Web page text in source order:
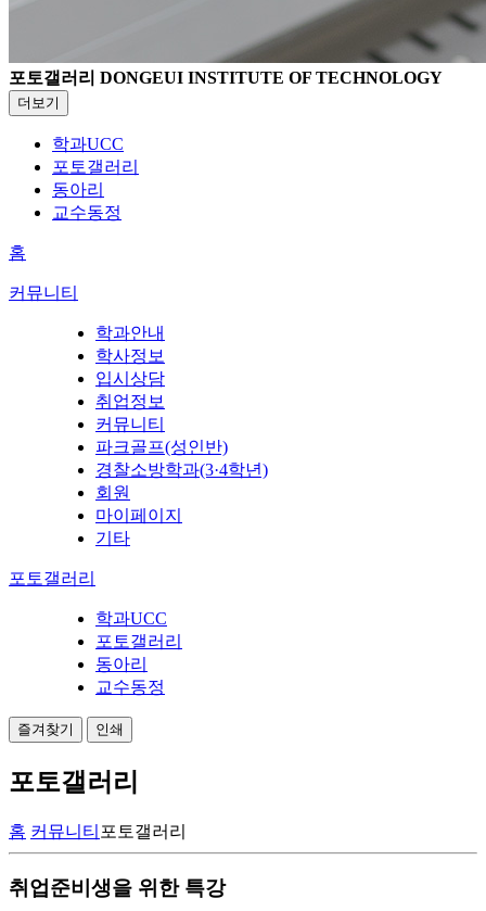
포토갤러리 DONGEUI INSTITUTE OF TECHNOLOGY
더보기
학과UCC
포토갤러리
동아리
교수동정
홈
커뮤니티
학과안내
학사정보
입시상담
취업정보
커뮤니티
파크골프(성인반)
경찰소방학과(3·4학년)
회원
마이페이지
기타
포토갤러리
학과UCC
포토갤러리
동아리
교수동정
즐겨찾기 인쇄
포토갤러리
홈 커뮤니티 포토갤러리
취업준비생을 위한 특강